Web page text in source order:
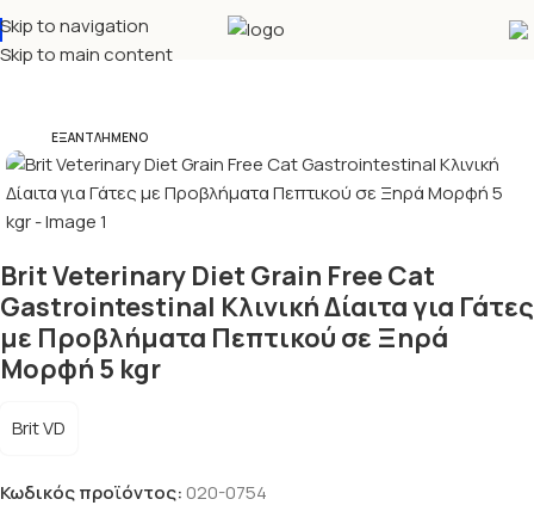
Skip to navigation
Skip to main content
Αρχική σελίδα Κλινική δίαιτα
ΕΞΑΝΤΛΗΜΈΝΟ
Brit Veterinary Diet Grain Free Cat
Gastrointestinal Κλινική Δίαιτα για Γάτες
με Προβλήματα Πεπτικού σε Ξηρά
Μορφή 5 kgr
Brit VD
Κωδικός προϊόντος:020-0754